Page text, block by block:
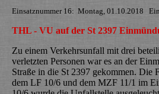
Einsatznummer 16: Montag, 01.10.2018
THL - VU auf der St 2397
Zu einem Verkehrsunfall mit drei
verletzten Personen war es an der
Straße in die St 2397 gekommen. Die
dem LF 10/6 und dem MZF 11/1 im